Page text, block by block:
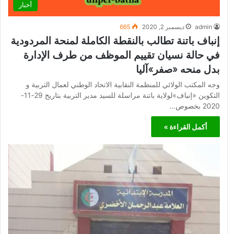
أخبار
admin ديسمبر 2, 2020 665
إنباف باتنة تطالب بالنقطة الكاملة لمنحة المردودية
في حالة نسيان تقييم الموظف من طرف الإدارة
بدل منحه «صفر»آليا
وجه المكتب الولائي للمنظمة النقابية الاتحاد الوطني لعمال التربية و
التكوين «إنباف»لولاية باتنة مراسلة للسيد مدير التربية بتاريخ 29-11-
2020 بخصوص…
أكمل القراءة »